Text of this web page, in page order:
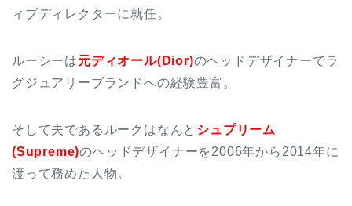
ィブディレクターに就任。
ルーシーは元ディオール(Dior)のヘッドデザイナーでラ
グジュアリーブランドへの経験豊富。
そして夫であるルークはなんと シュプリーム
(Supreme)のヘッドデザイナーを2006年から2014年に
渡って務めた人物。